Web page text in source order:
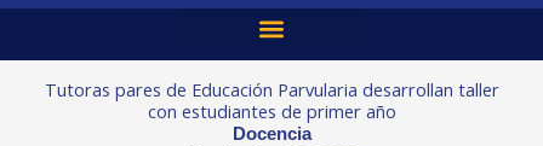
Tutoras pares de Educación Parvularia desarrollan taller
con estudiantes de primer año
Docencia